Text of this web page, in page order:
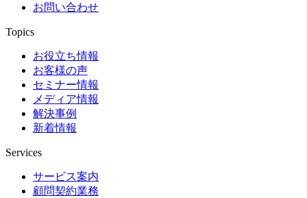
お問い合わせ
Topics
お役立ち情報
お客様の声
セミナー情報
メディア情報
解決事例
新着情報
Services
サービス案内
顧問契約業務